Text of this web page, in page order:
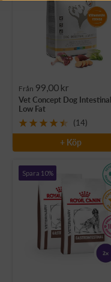
Rea-
pris
Från 99,00 kr
Vet Concept Dog Intestinal
Low Fat
(14)
+ Köp
Spara 10%